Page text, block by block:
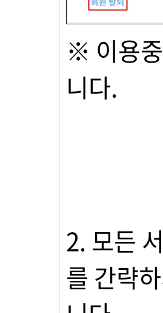
※ 이용
니다.
2. 모든
를 간략